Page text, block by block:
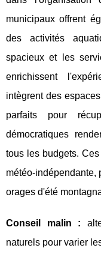
municipaux offrent
des activités
spacieux et les
enrichissent
intègrent des
parfaits pour
démocratiques
tous les budgets.
météo-indépendante,
orages d'été
Conseil malin :
naturels pour varier